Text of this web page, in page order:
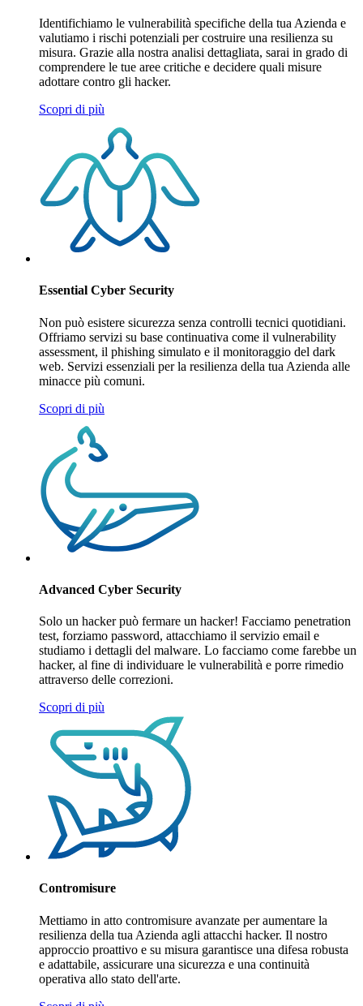
Identifichiamo le vulnerabilità specifiche della tua Azienda e
valutiamo i rischi potenziali per costruire una resilienza su
misura. Grazie alla nostra analisi dettagliata, sarai in grado di
comprendere le tue aree critiche e decidere quali misure
adottare contro gli hacker.
Scopri di più
Essential Cyber Security
Non può esistere sicurezza senza controlli tecnici quotidiani.
Offriamo servizi su base continuativa come il vulnerability
assessment, il phishing simulato e il monitoraggio del dark
web. Servizi essenziali per la resilienza della tua Azienda alle
minacce più comuni.
Scopri di più
Advanced Cyber Security
Solo un hacker può fermare un hacker! Facciamo penetration
test, forziamo password, attacchiamo il servizio email e
studiamo i dettagli del malware. Lo facciamo come farebbe un
hacker, al fine di individuare le vulnerabilità e porre rimedio
attraverso delle correzioni.
Scopri di più
Contromisure
Mettiamo in atto contromisure avanzate per aumentare la
resilienza della tua Azienda agli attacchi hacker. Il nostro
approccio proattivo e su misura garantisce una difesa robusta
e adattabile, assicurare una sicurezza e una continuità
operativa allo stato dell'arte.